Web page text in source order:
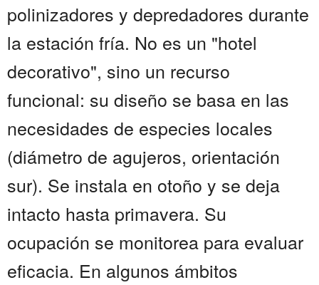
polinizadores y depredadores durante
la estación fría. No es un "hotel
decorativo", sino un recurso
funcional: su diseño se basa en las
necesidades de especies locales
(diámetro de agujeros, orientación
sur). Se instala en otoño y se deja
intacto hasta primavera. Su
ocupación se monitorea para evaluar
eficacia. En algunos ámbitos